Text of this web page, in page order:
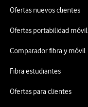
Ofertas nuevos clientes
Ofertas portabilidad móvil
Comparador fibra y móvil
Fibra estudiantes
Ofertas para clientes